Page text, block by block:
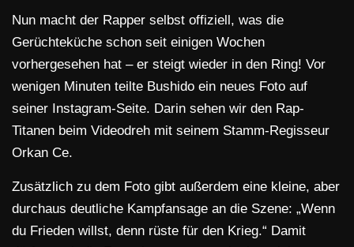
Nun macht der Rapper selbst offiziell, was die
Gerüchteküche schon seit einigen Wochen
vorhergesehen hat – er steigt wieder in den Ring! Vor
wenigen Minuten teilte Bushido ein neues Foto auf
seiner Instagram-Seite. Darin sehen wir den Rap-
Titanen beim Videodreh mit seinem Stamm-Regisseur
Orkan Ce.
Zusätzlich zu dem Foto gibt außerdem eine kleine, aber
durchaus deutliche Kampfansage an die Szene: „Wenn
du Frieden willst, denn rüste für den Krieg.“ Damit